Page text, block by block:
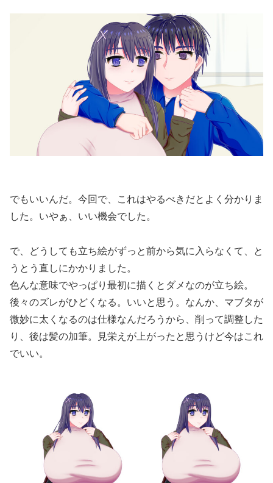
でもいいんだ。今回で、これはやるべきだとよく分かりま
した。いやぁ、いい機会でした。
で、どうしても立ち絵がずっと前から気に入らなくて、と
うとう直しにかかりました。
色んな意味でやっぱり最初に描くとダメなのが立ち絵。
後々のズレがひどくなる。いいと思う。なんか、マブタが
微妙に太くなるのは仕様なんだろうから、削って調整した
り、後は髪の加筆。見栄えが上がったと思うけど今はこれ
でいい。